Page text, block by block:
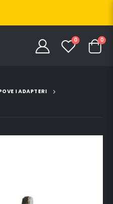
0 0
I ADAPTERI